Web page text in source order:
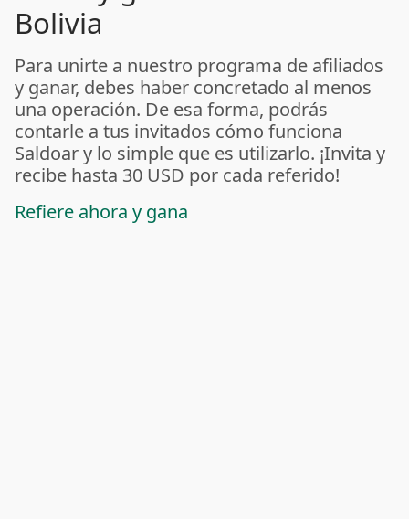
Bolivia
Para unirte a nuestro programa de afiliados
y ganar, debes haber concretado al menos
una operación. De esa forma, podrás
contarle a tus invitados cómo funciona
Saldoar y lo simple que es utilizarlo. ¡Invita y
recibe hasta 30 USD por cada referido!
Refiere ahora y gana